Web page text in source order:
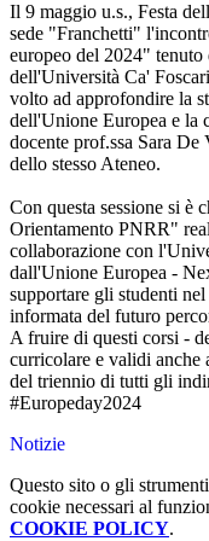
Il 9 maggio u.s., Festa
sede "Franchetti"
europeo del 2024"
dell'Università Ca'
volto ad approfondire la
dell'Unione Europea e la
docente prof.ssa Sara
dello stesso Ateneo.
Con questa sessione si
Orientamento PNRR"
collaborazione con
dall'Unione Europea -
supportare gli studenti
informata del futuro
A fruire di questi corsi -
curricolare e validi anche
del triennio di tutti gli
#Europeday2024
Notizie
Questo sito o gli
cookie necessari al
COOKIE POLICY.